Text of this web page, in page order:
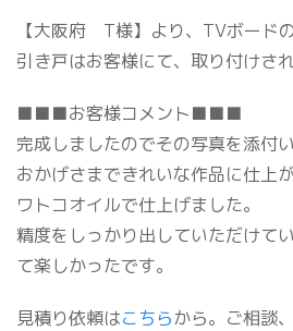
【大阪府 T様】より、TVボード
引き戸はお客様にて、取り付けさ
■■■お客様コメント■■■
完成しましたのでその写真を添付い
おかげさまできれいな作品に仕上が
ワトコオイルで仕上げました。
精度をしっかり出していただけて
て楽しかったです。
見積り依頼はこちらから。ご相談